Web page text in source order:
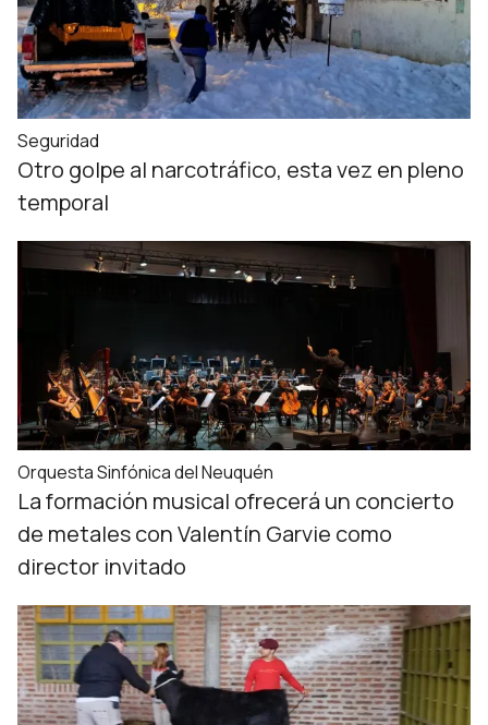
Seguridad
Otro golpe al narcotráfico, esta vez en pleno
temporal
Orquesta Sinfónica del Neuquén
La formación musical ofrecerá un concierto
de metales con Valentín Garvie como
director invitado